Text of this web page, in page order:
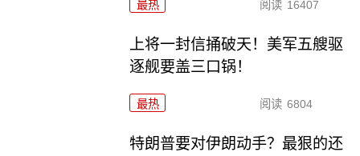
最热 阅读 16407
上将一封信捅破天！美军五艘驱
逐舰要盖三口锅！
最热 阅读 6804
特朗普要对伊朗动手？最狠的还